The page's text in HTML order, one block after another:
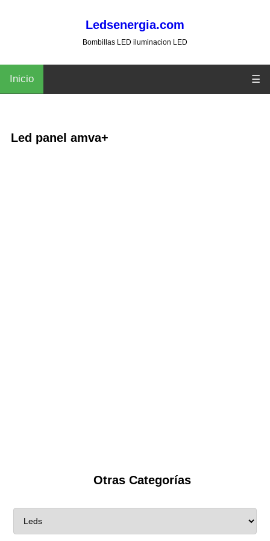
Ledsenergia.com
Bombillas LED iluminacion LED
Inicio ☰
Led panel amva+
Otras Categorías